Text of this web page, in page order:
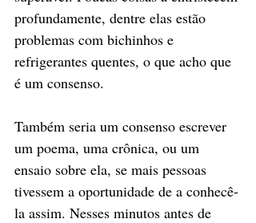
profundamente, dentre elas estão
problemas com bichinhos e
refrigerantes quentes, o que acho que
é um consenso.
Também seria um consenso escrever
um poema, uma crônica, ou um
ensaio sobre ela, se mais pessoas
tivessem a oportunidade de a conhecê-
la assim. Nesses minutos antes de